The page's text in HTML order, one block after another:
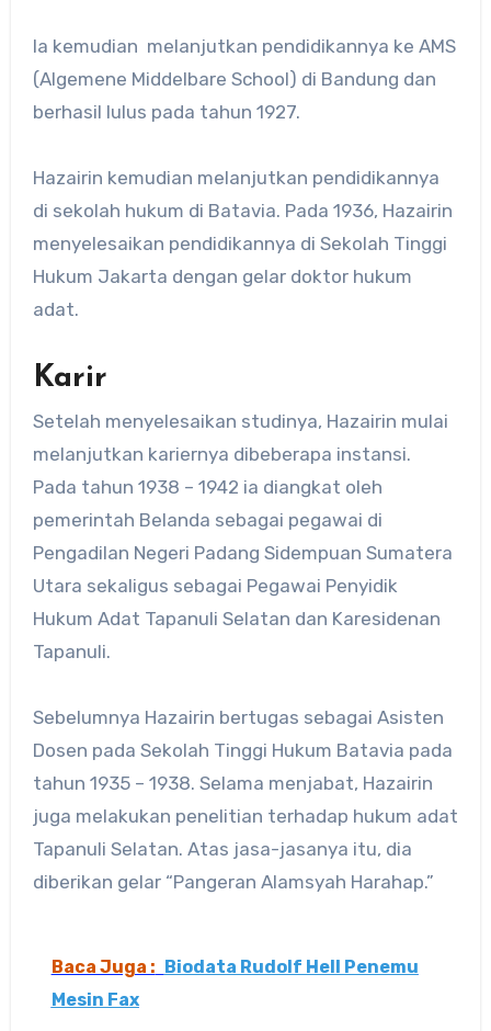
Ia kemudian melanjutkan pendidikannya ke AMS
(Algemene Middelbare School) di Bandung dan
berhasil lulus pada tahun 1927.
Hazairin kemudian melanjutkan pendidikannya
di sekolah hukum di Batavia. Pada 1936, Hazairin
menyelesaikan pendidikannya di Sekolah Tinggi
Hukum Jakarta dengan gelar doktor hukum
adat.
Karir
Setelah menyelesaikan studinya, Hazairin mulai
melanjutkan kariernya dibeberapa instansi.
Pada tahun 1938 – 1942 ia diangkat oleh
pemerintah Belanda sebagai pegawai di
Pengadilan Negeri Padang Sidempuan Sumatera
Utara sekaligus sebagai Pegawai Penyidik
Hukum Adat Tapanuli Selatan dan Karesidenan
Tapanuli.
Sebelumnya Hazairin bertugas sebagai Asisten
Dosen pada Sekolah Tinggi Hukum Batavia pada
tahun 1935 – 1938. Selama menjabat, Hazairin
juga melakukan penelitian terhadap hukum adat
Tapanuli Selatan. Atas jasa-jasanya itu, dia
diberikan gelar “Pangeran Alamsyah Harahap.”
Baca Juga : Biodata Rudolf Hell Penemu
Mesin Fax